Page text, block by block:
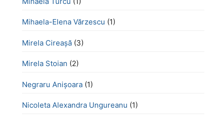
Mihaela-Elena Vărzescu (1)
Mirela Cireașă (3)
Mirela Stoian (2)
Negraru Anișoara (1)
Nicoleta Alexandra Ungureanu (1)